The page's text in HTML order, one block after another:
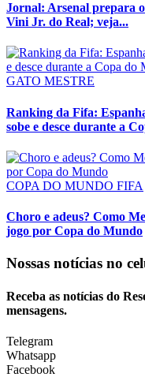
Jornal: Arsenal prepara
Vini Jr. do Real; veja...
GATO MESTRE
Ranking da Fifa:
sobe e desce durante a
COPA DO MUNDO FIFA
Choro e adeus? Como
jogo por Copa do Mundo
Nossas notícias no
Receba as notícias do
mensagens.
Telegram
Whatsapp
Facebook